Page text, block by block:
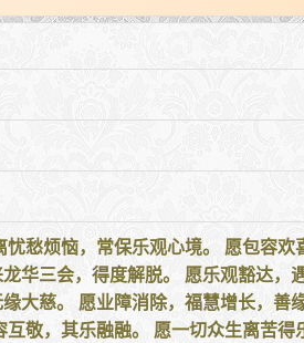
愁烦恼，常保乐观心境。 愿包容欢
华三会，得度解脱。 愿乐观豁达，
大慈。 愿业障消除，福慧增长，善
敬，其乐融融。 愿一切众生离苦得